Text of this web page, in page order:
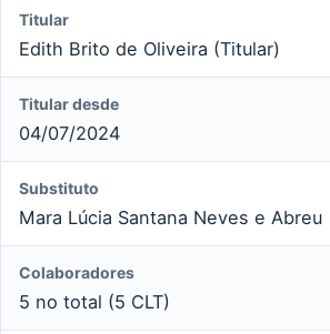
Titular
Edith Brito de Oliveira (Titular)
Titular desde
04/07/2024
Substituto
Mara Lúcia Santana Neves e Abreu
Colaboradores
5 no total (5 CLT)